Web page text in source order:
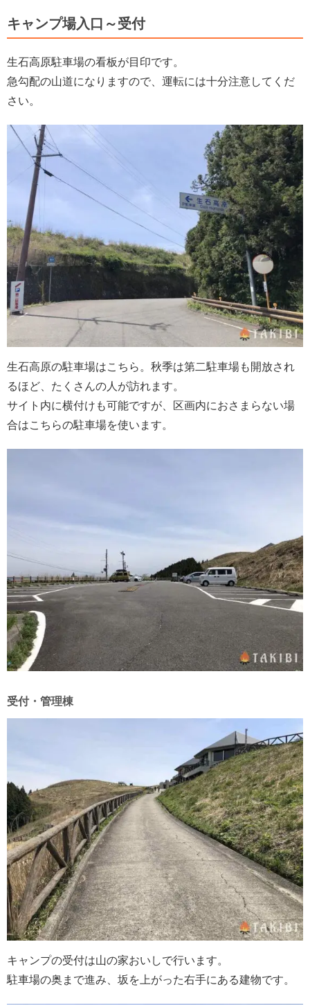
キャンプ場入口～受付
生石高原駐車場の看板が目印です。
急勾配の山道になりますので、運転には十分注意してくだ
さい。
生石高原の駐車場はこちら。秋季は第二駐車場も開放され
るほど、たくさんの人が訪れます。
サイト内に横付けも可能ですが、区画内におさまらない場
合はこちらの駐車場を使います。
受付・管理棟
キャンプの受付は山の家おいしで行います。
駐車場の奥まで進み、坂を上がった右手にある建物です。